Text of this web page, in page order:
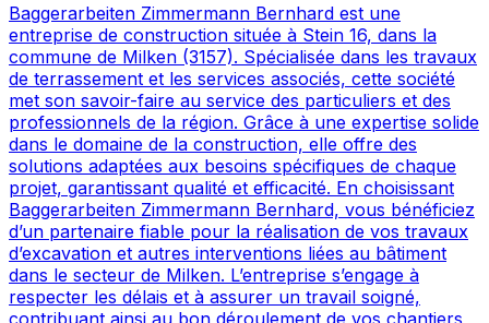
Baggerarbeiten Zimmermann Bernhard est une
entreprise de construction située à Stein 16, dans la
commune de Milken (3157). Spécialisée dans les travaux
de terrassement et les services associés, cette société
met son savoir-faire au service des particuliers et des
professionnels de la région. Grâce à une expertise solide
dans le domaine de la construction, elle offre des
solutions adaptées aux besoins spécifiques de chaque
projet, garantissant qualité et efficacité. En choisissant
Baggerarbeiten Zimmermann Bernhard, vous bénéficiez
d’un partenaire fiable pour la réalisation de vos travaux
d’excavation et autres interventions liées au bâtiment
dans le secteur de Milken. L’entreprise s’engage à
respecter les délais et à assurer un travail soigné,
contribuant ainsi au bon déroulement de vos chantiers